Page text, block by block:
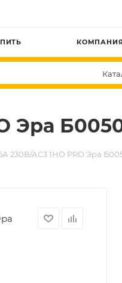
КОМПАНИЯ
Эра
230В/АС3 1НО PRO Эра